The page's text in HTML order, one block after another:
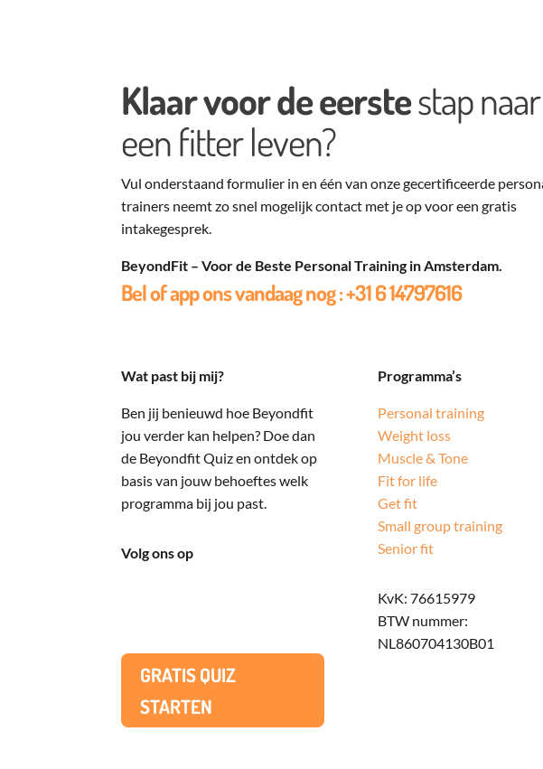
Klaar voor de eerstestap naar
een fitter leven?
Vul onderstaand formulier in en één van onze gecertificeerde
trainers neemt zo snel mogelijk contact met je op voor een gratis
intakegesprek.
BeyondFit – Voor de Beste Personal Training in Amsterdam.
Bel of app ons vandaag nog :+31 6 14797616
Wat past bij mij?
Ben jij benieuwd hoe Beyondfit
jou verder kan helpen? Doe dan
de Beyondfit Quiz en ontdek op
basis van jouw behoeftes welk
programma bij jou past.
Volg ons op
GRATIS QUIZ
STARTEN
Programma’s
Personal training
Weight loss
Muscle & Tone
Fit for life
Get fit
Small group training
Senior fit
KvK: 76615979
BTW nummer:
NL860704130B01